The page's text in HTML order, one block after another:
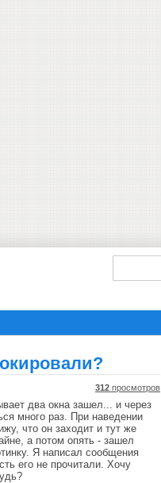
312 просмотров
два окна зашел... и через
много раз. При наведении
что он заходит и тут же
а потом опять - зашел
Я написал сообщения
его не прочитали. Хочу